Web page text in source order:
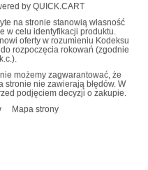
by QUICK.CART
na stronie stanowią własność
w celu identyfikacji produktu.
oferty w rozumieniu Kodeksu
rozpoczęcia rokowań (zgodnie
możemy zagwarantować, że
nie zawierają błędów. W
podjęciem decyzji o zakupie.
Mapa strony